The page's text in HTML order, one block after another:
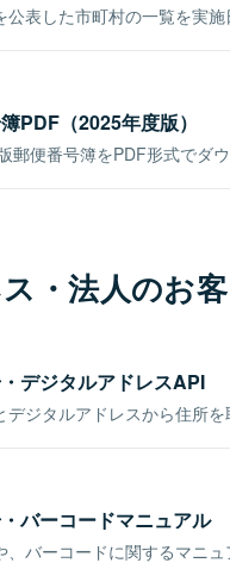
公表した市町村の一覧を実施
PDF（2025年度版）
郵便番号簿をPDF形式でダウ
・法人のお
デジタルアドレスAPI
デジタルアドレスから住所を
バーコードマニュアル
、バーコードに関するマニュ